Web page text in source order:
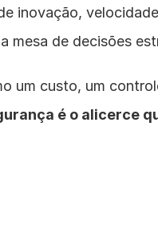
inovação,
mesa de decisões
um custo, um
é o alicerce